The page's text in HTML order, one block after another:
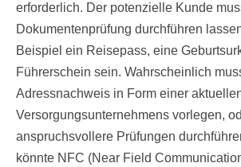
erforderlich. Der potenzielle Kunde
Dokumentenprüfung durchführen
Beispiel ein Reisepass, eine
Führerschein sein. Wahrscheinlich
Adressnachweis in Form einer
Versorgungsunternehmens vorlegen,
anspruchsvollere Prüfungen
könnte NFC (Near Field